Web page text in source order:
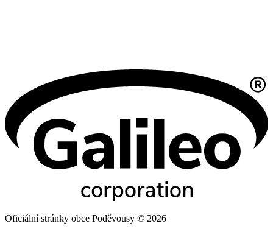
Oficiální stránky obce Poděvousy © 2026